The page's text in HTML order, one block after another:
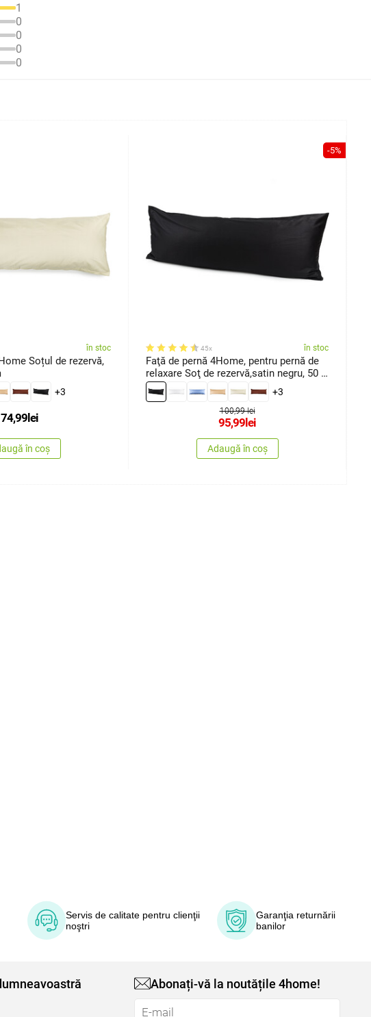
1
0
0
0
0
în stoc
Soțul de rezervă,
+3
74,99lei
în coș
-5%
45x în stoc
Faţă de pernă 4Home, pentru pernă de
relaxare Soţ de rezervă,satin negru, 50 x
150 cm
+3
100,99 lei
95,99lei
Adaugă în coș
Servis de calitate pentru clienţii
noştri
Garanţia returnării
banilor
Abonați-vă la noutățile 4home!